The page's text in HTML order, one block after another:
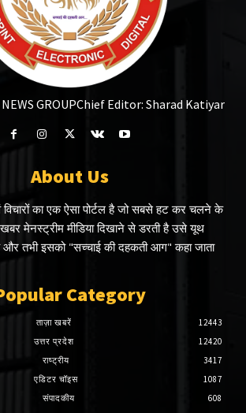
GROUPChief Editor: Sharad Katiyar
About Us
विचारों का एक ऐसा पोर्टल है जो सबसे हट कर चलने के
मेनस्ट्रीम मीडिया दिखाने से डरती है उसे यूथ
और तभी इसको "सच्चाई की दहकती आग" कहा जाता
Category
ताज़ा खबरें
12443
उत्तर प्रदेश
12420
राष्ट्रीय
3417
एडिटर चॉइस
1087
संपादकीय
608